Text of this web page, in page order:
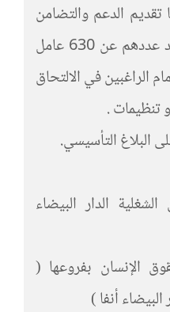
تقديم الدعم والتضامن
مع هؤلاء العمال الذي يزيد عددهم عن 630 عامل
الراغبين في الالتحاق
تنظيمات .
البلاغ التأسيسي.
الدار البيضاء
الإنسان بفروعها (
أنفا )